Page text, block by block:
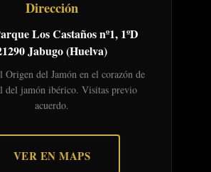
Dirección
Los Castaños nº1, 1ºD
Jabugo (Huelva)
Origen del Jamón en el corazón de
del jamón ibérico. Visitas previo
acuerdo.
VER EN MAPS